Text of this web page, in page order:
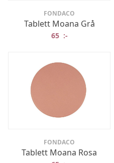
FONDACO
Tablett Moana Grå
65 :-
FONDACO
Tablett Moana Rosa